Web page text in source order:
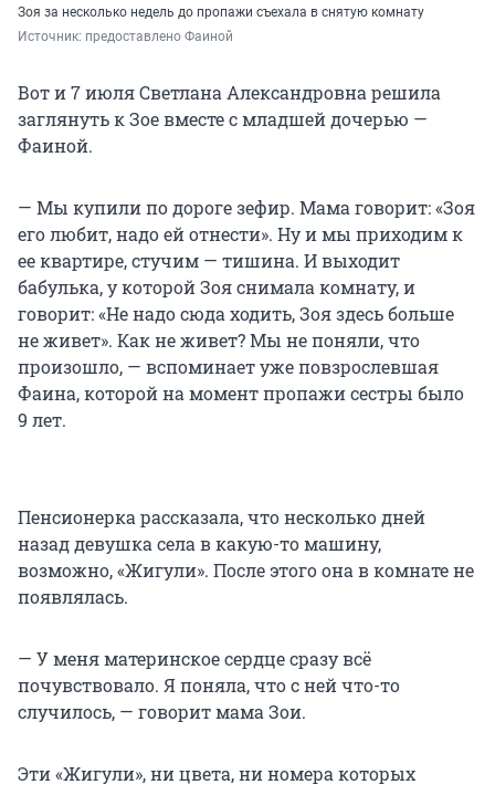
Зоя за несколько недель до пропажи съехала в снятую комнату
Источник: предоставлено Фаиной
Вот и 7 июля Светлана Александровна решила
заглянуть к Зое вместе с младшей дочерью —
Фаиной.
— Мы купили по дороге зефир. Мама говорит: «Зоя
его любит, надо ей отнести». Ну и мы приходим к
ее квартире, стучим — тишина. И выходит
бабулька, у которой Зоя снимала комнату, и
говорит: «Не надо сюда ходить, Зоя здесь больше
не живет». Как не живет? Мы не поняли, что
произошло, — вспоминает уже повзрослевшая
Фаина, которой на момент пропажи сестры было
9 лет.
Пенсионерка рассказала, что несколько дней
назад девушка села в какую-то машину,
возможно, «Жигули». После этого она в комнате не
появлялась.
— У меня материнское сердце сразу всё
почувствовало. Я поняла, что с ней что-то
случилось, — говорит мама Зои.
Эти «Жигули», ни цвета, ни номера которых